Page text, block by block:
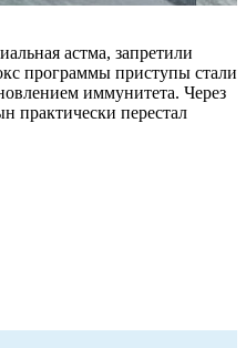
астма, запретили
программы приступы стали
иммунитета. Через
практически перестал